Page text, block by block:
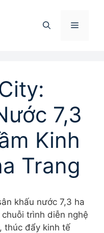
Menu
7,3
Kinh
Trang
khấu nước 7,3 ha
trình diễn nghệ
thúc đẩy kinh tế